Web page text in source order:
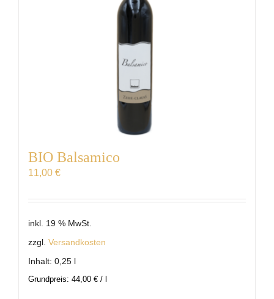
BIO Balsamico
11,00 €
inkl. 19 % MwSt.
zzgl. Versandkosten
Inhalt: 0,25 l
Grundpreis: 44,00 € /